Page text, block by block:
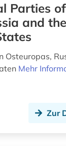
Parties
and the
Osteuropas,
Mehr
Zur